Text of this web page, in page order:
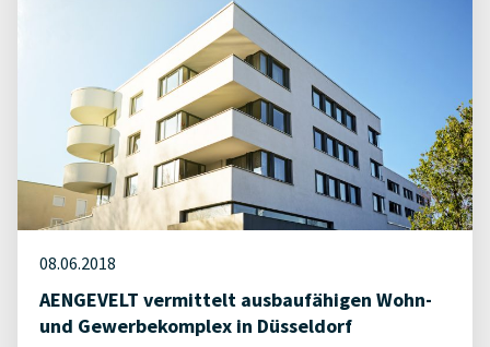
08.06.2018
AENGEVELT vermittelt ausbaufähigen Wohn-
und Gewerbekomplex in Düsseldorf